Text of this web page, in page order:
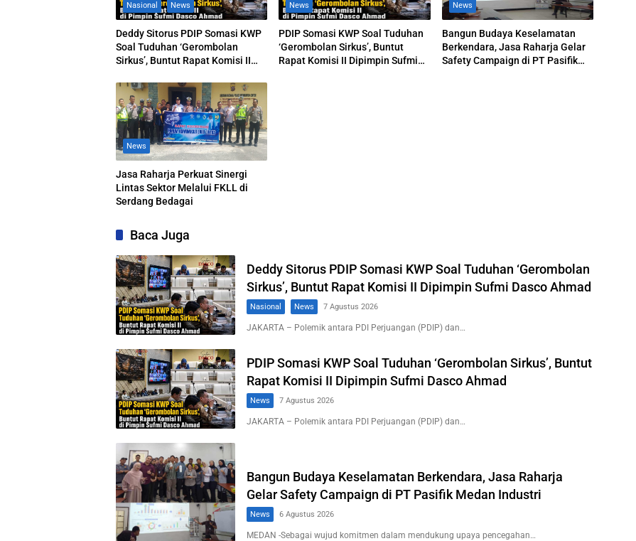
Nasional News
Deddy Sitorus PDIP Somasi KWP
Soal Tuduhan ‘Gerombolan
Sirkus’, Buntut Rapat Komisi II
News
PDIP Somasi KWP Soal Tuduhan
‘Gerombolan Sirkus’, Buntut
Rapat Komisi II Dipimpin Sufmi
News
Bangun Budaya Keselamatan
Berkendara, Jasa Raharja Gelar
Safety Campaign di PT Pasifik
News
Jasa Raharja Perkuat Sinergi
Lintas Sektor Melalui FKLL di
Serdang Bedagai
Baca Juga
Deddy Sitorus PDIP Somasi KWP Soal Tuduhan ‘Gerombolan
Sirkus’, Buntut Rapat Komisi II Dipimpin Sufmi Dasco Ahmad
Nasional News 7 Agustus 2026
JAKARTA – Polemik antara PDI Perjuangan (PDIP) dan…
PDIP Somasi KWP Soal Tuduhan ‘Gerombolan Sirkus’, Buntut
Rapat Komisi II Dipimpin Sufmi Dasco Ahmad
News 7 Agustus 2026
JAKARTA – Polemik antara PDI Perjuangan (PDIP) dan…
Bangun Budaya Keselamatan Berkendara, Jasa Raharja
Gelar Safety Campaign di PT Pasifik Medan Industri
News 6 Agustus 2026
MEDAN -Sebagai wujud komitmen dalam mendukung upaya pencegahan…